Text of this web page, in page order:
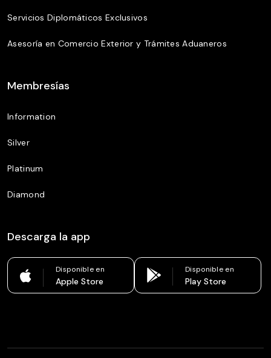
Servicios Diplomáticos Exclusivos
Asesoría en Comercio Exterior y Trámites Aduaneros
Membresías
Information
Silver
Platinum
Diamond
Descarga la app
Disponible en
Apple Store
Disponible en
Play Store